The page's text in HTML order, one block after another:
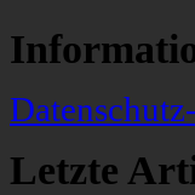
Letzte